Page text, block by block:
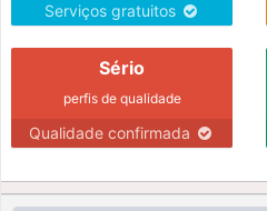
Serviços gratuitos
Sério
perfis de qualidade
Qualidade confirmada